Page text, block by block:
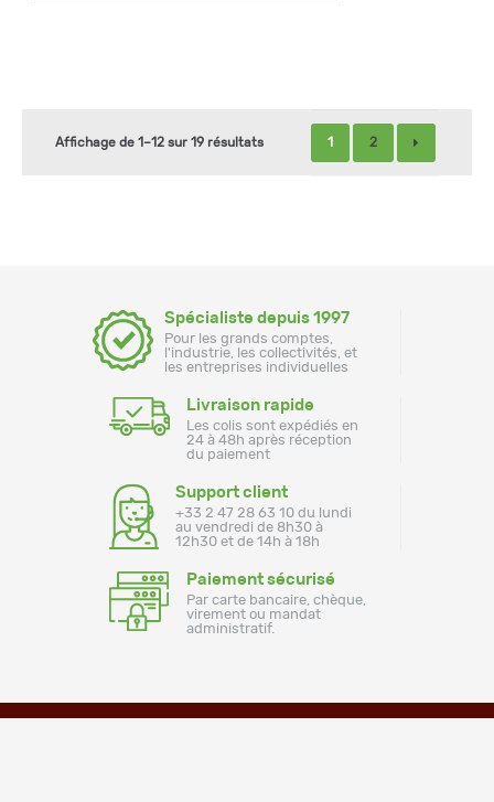
Affichage de 1–12 sur 19 résultats 1 2
Spécialiste depuis 1997
Pour les grands comptes,
l'industrie, les collectivités, et
les entreprises individuelles
Livraison rapide
Les colis sont expédiés en
24 à 48h après réception
du paiement
Support client
+33 2 47 28 63 10 du lundi
au vendredi de 8h30 à
12h30 et de 14h à 18h
Paiement sécurisé
Par carte bancaire, chèque,
virement ou mandat
administratif.